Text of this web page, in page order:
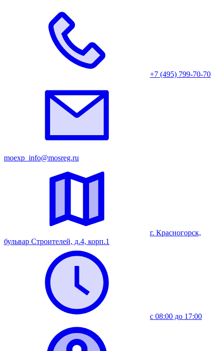
+7 (495) 799-70-70
moexp_info@mosreg.ru
г. Красногорск,
бульвар Строителей, д.4, корп.1
с 08:00 до 17:00